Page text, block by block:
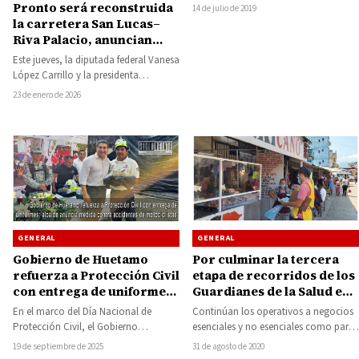
Pronto será reconstruida
la carretera San Lucas–
Riva Palacio, anuncian
diputada federal y
alcaldesa de San Lucas
Este jueves, la diputada federal Vanesa
López Carrillo y la presidenta
municipal de San Lucas, Aralia
23 de enero de 2026
Conejo, dio inicio a la…
14 de julio de 2019
GENERAL
Gobierno de Huetamo
refuerza a Protección Civil
con entrega de uniformes;
alcalde anuncia medida
contra accidentes de
motociclistas
En el marco del Día Nacional de
Protección Civil, el Gobierno
Municipal de Huetamo entregó este
19 de septiembre de 2025
GENERAL
Por culminar la tercera
etapa de recorridos de los
Guardianes de la Salud en
Huetamo
Continúan los operativos a negocios
esenciales y no esenciales como parte
de la estrategia de la Secretaría de…
31 de agosto de 2020